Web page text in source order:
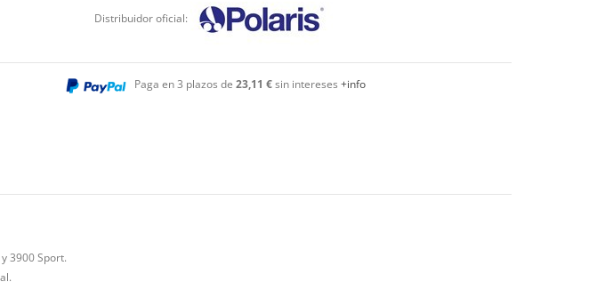
Distribuidor oficial:
Paga en 3 plazos de23,11 €sin intereses+info
3900 Sport.